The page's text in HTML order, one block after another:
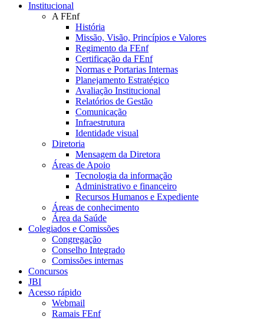
Institucional
A FEnf
História
Missão, Visão, Princípios e Valores
Regimento da FEnf
Certificação da FEnf
Normas e Portarias Internas
Planejamento Estratégico
Avaliação Institucional
Relatórios de Gestão
Comunicação
Infraestrutura
Identidade visual
Diretoria
Mensagem da Diretora
Áreas de Apoio
Tecnologia da informação
Administrativo e financeiro
Recursos Humanos e Expediente
Áreas de conhecimento
Área da Saúde
Colegiados e Comissões
Congregação
Conselho Integrado
Comissões internas
Concursos
JBI
Acesso rápido
Webmail
Ramais FEnf